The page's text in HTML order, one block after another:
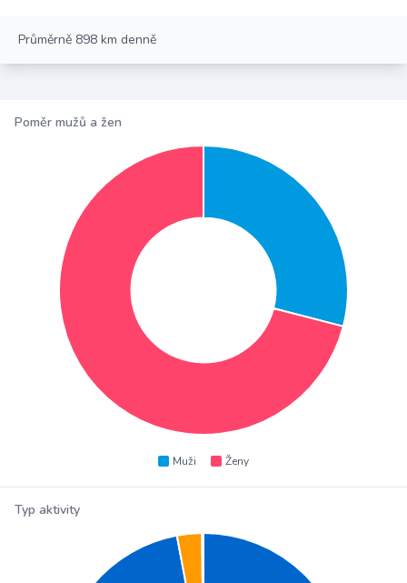
Průměrně 898 km denně
Poměr mužů a žen
Muži Ženy
Typ aktivity